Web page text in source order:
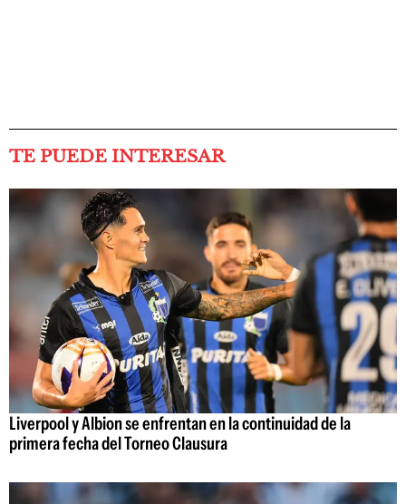
TE PUEDE INTERESAR
Liverpool y Albion se enfrentan en la continuidad de la
primera fecha del Torneo Clausura